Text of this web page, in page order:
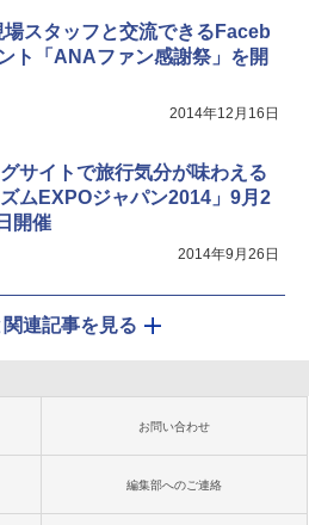
スタッフと交流できるFaceb
ト「ANAファン感謝祭」を開
2014年12月16日
サイトで旅行気分が味わえる
ズムEXPOジャパン2014」9月2
開催
2014年9月26日
関連記事を見る
お問い合わせ
編集部へのご連絡